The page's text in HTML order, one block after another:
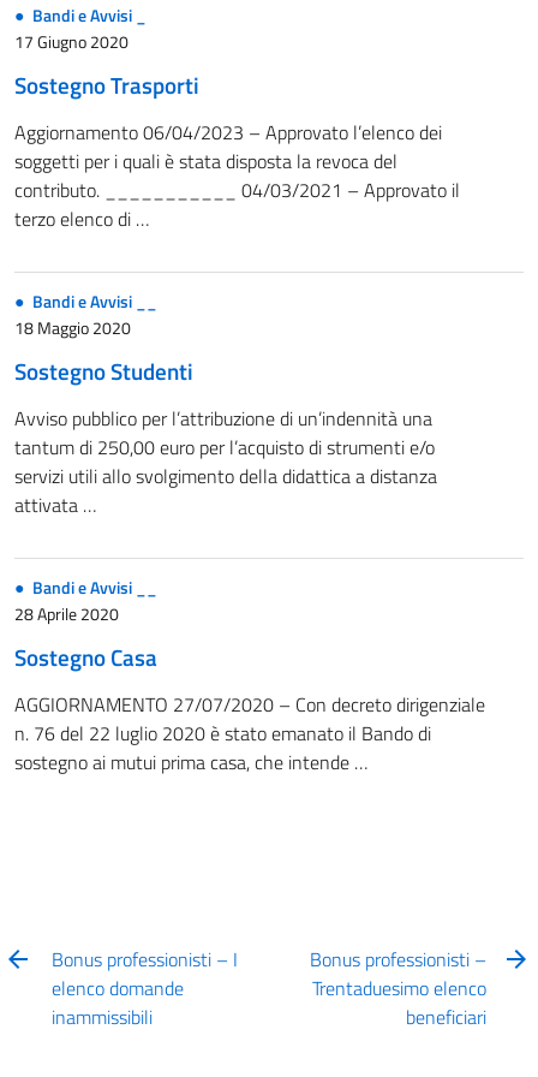
Bandi e Avvisi _
17 Giugno 2020
Sostegno Trasporti
Aggiornamento 06/04/2023 – Approvato l’elenco dei
soggetti per i quali è stata disposta la revoca del
contributo. ___________ 04/03/2021 – Approvato il
terzo elenco di …
Bandi e Avvisi __
18 Maggio 2020
Sostegno Studenti
Avviso pubblico per l’attribuzione di un’indennità una
tantum di 250,00 euro per l’acquisto di strumenti e/o
servizi utili allo svolgimento della didattica a distanza
attivata …
Bandi e Avvisi __
28 Aprile 2020
Sostegno Casa
AGGIORNAMENTO 27/07/2020 – Con decreto dirigenziale
n. 76 del 22 luglio 2020 è stato emanato il Bando di
sostegno ai mutui prima casa, che intende …
Bonus professionisti – I
elenco domande
inammissibili
Bonus professionisti –
Trentaduesimo elenco
beneficiari